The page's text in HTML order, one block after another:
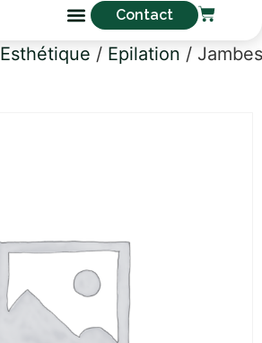
Contact
Esthétique / Epilation / Jambes